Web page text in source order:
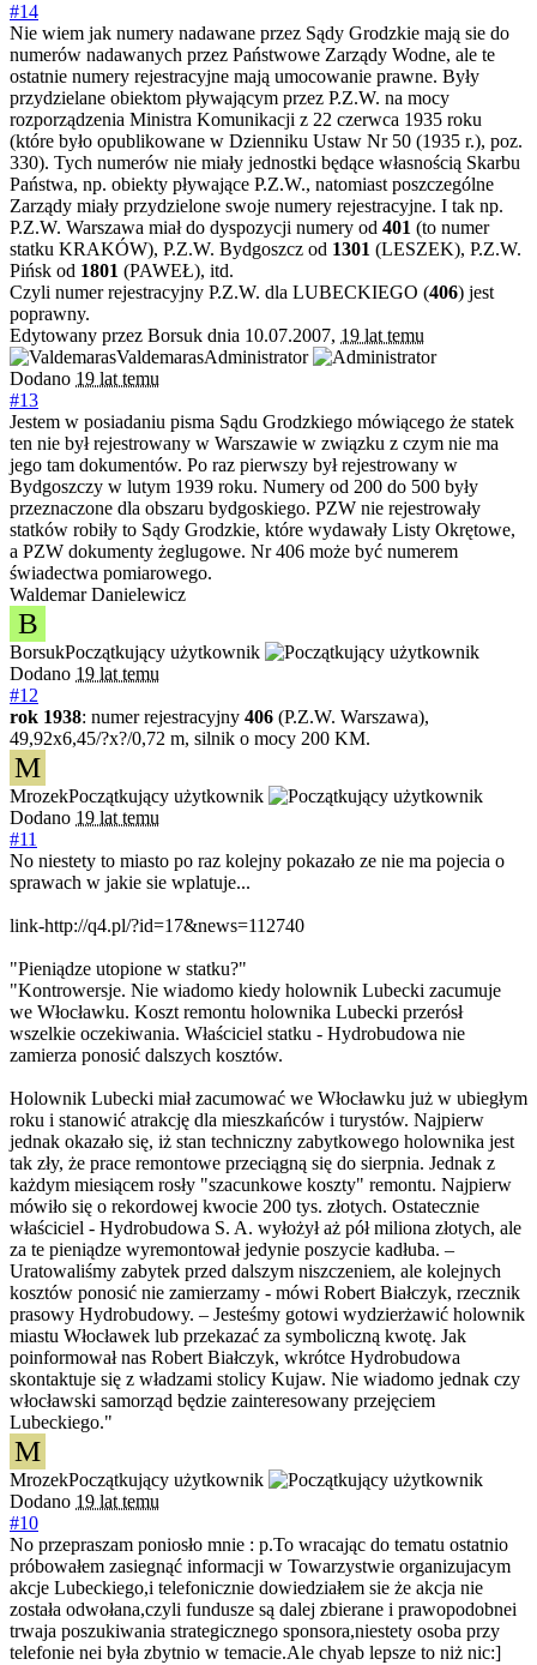
#14
Nie wiem jak numery nadawane przez Sądy Grodzkie mają sie do
numerów nadawanych przez Państwowe Zarządy Wodne, ale te
ostatnie numery rejestracyjne mają umocowanie prawne. Były
przydzielane obiektom pływającym przez P.Z.W. na mocy
rozporządzenia Ministra Komunikacji z 22 czerwca 1935 roku
(które było opublikowane w Dzienniku Ustaw Nr 50 (1935 r.), poz.
330). Tych numerów nie miały jednostki będące własnością Skarbu
Państwa, np. obiekty pływające P.Z.W., natomiast poszczególne
Zarządy miały przydzielone swoje numery rejestracyjne. I tak np.
P.Z.W. Warszawa miał do dyspozycji numery od 401 (to numer
statku KRAKÓW), P.Z.W. Bydgoszcz od 1301 (LESZEK), P.Z.W.
Pińsk od 1801 (PAWEŁ), itd.
Czyli numer rejestracyjny P.Z.W. dla LUBECKIEGO (406) jest
poprawny.
Edytowany przez Borsuk dnia 10.07.2007, 19 lat temu
ValdemarasAdministrator
Dodano 19 lat temu
#13
Jestem w posiadaniu pisma Sądu Grodzkiego mówiącego że statek
ten nie był rejestrowany w Warszawie w związku z czym nie ma
jego tam dokumentów. Po raz pierwszy był rejestrowany w
Bydgoszczy w lutym 1939 roku. Numery od 200 do 500 były
przeznaczone dla obszaru bydgoskiego. PZW nie rejestrowały
statków robiły to Sądy Grodzkie, które wydawały Listy Okrętowe,
a PZW dokumenty żeglugowe. Nr 406 może być numerem
świadectwa pomiarowego.
Waldemar Danielewicz
B
BorsukPoczątkujący użytkownik
Dodano 19 lat temu
#12
rok 1938: numer rejestracyjny 406 (P.Z.W. Warszawa),
49,92x6,45/?x?/0,72 m, silnik o mocy 200 KM.
M
MrozekPoczątkujący użytkownik
Dodano 19 lat temu
#11
No niestety to miasto po raz kolejny pokazało ze nie ma pojecia o
sprawach w jakie sie wplatuje...
link-http://q4.pl/?id=17&news=112740
"Pieniądze utopione w statku?"
"Kontrowersje. Nie wiadomo kiedy holownik Lubecki zacumuje
we Włocławku. Koszt remontu holownika Lubecki przerósł
wszelkie oczekiwania. Właściciel statku - Hydrobudowa nie
zamierza ponosić dalszych kosztów.
Holownik Lubecki miał zacumować we Włocławku już w ubiegłym
roku i stanowić atrakcję dla mieszkańców i turystów. Najpierw
jednak okazało się, iż stan techniczny zabytkowego holownika jest
tak zły, że prace remontowe przeciągną się do sierpnia. Jednak z
każdym miesiącem rosły "szacunkowe koszty" remontu. Najpierw
mówiło się o rekordowej kwocie 200 tys. złotych. Ostatecznie
właściciel - Hydrobudowa S. A. wyłożył aż pół miliona złotych, ale
za te pieniądze wyremontował jedynie poszycie kadłuba. –
Uratowaliśmy zabytek przed dalszym niszczeniem, ale kolejnych
kosztów ponosić nie zamierzamy - mówi Robert Białczyk, rzecznik
prasowy Hydrobudowy. – Jesteśmy gotowi wydzierżawić holownik
miastu Włocławek lub przekazać za symboliczną kwotę. Jak
poinformował nas Robert Białczyk, wkrótce Hydrobudowa
skontaktuje się z władzami stolicy Kujaw. Nie wiadomo jednak czy
włocławski samorząd będzie zainteresowany przejęciem
Lubeckiego."
M
MrozekPoczątkujący użytkownik
Dodano 19 lat temu
#10
No przepraszam poniosło mnie : p.To wracając do tematu ostatnio
próbowałem zasiegnąć informacji w Towarzystwie organizujacym
akcje Lubeckiego,i telefonicznie dowiedziałem sie że akcja nie
została odwołana,czyli fundusze są dalej zbierane i prawopodobnei
trwaja poszukiwania strategicznego sponsora,niestety osoba przy
telefonie nei była zbytnio w temacie.Ale chyab lepsze to niż nic:]